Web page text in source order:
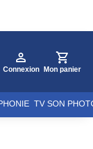
Connexion Mon panier
TV SON